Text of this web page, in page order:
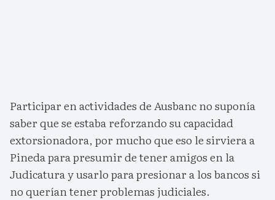
Participar en actividades de Ausbanc no suponía
saber que se estaba reforzando su capacidad
extorsionadora, por mucho que eso le sirviera a
Pineda para presumir de tener amigos en la
Judicatura y usarlo para presionar a los bancos si
no querían tener problemas judiciales.